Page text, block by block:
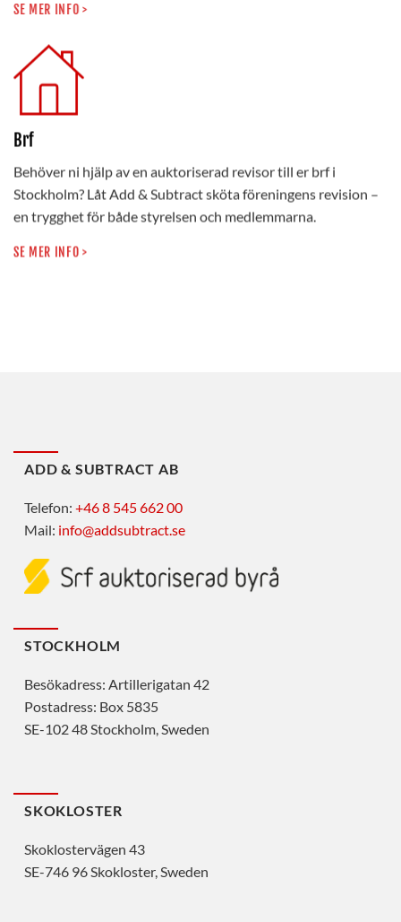
SE MER INFO >
Brf
Behöver ni hjälp av en auktoriserad revisor till er brf i
Stockholm? Låt Add & Subtract sköta föreningens revision –
en trygghet för både styrelsen och medlemmarna.
SE MER INFO >
ADD & SUBTRACT AB
Telefon: +46 8 545 662 00
Mail: info@addsubtract.se
STOCKHOLM
Besökadress: Artillerigatan 42
Postadress: Box 5835
SE-102 48 Stockholm, Sweden
SKOKLOSTER
Skoklostervägen 43
SE-746 96 Skokloster, Sweden